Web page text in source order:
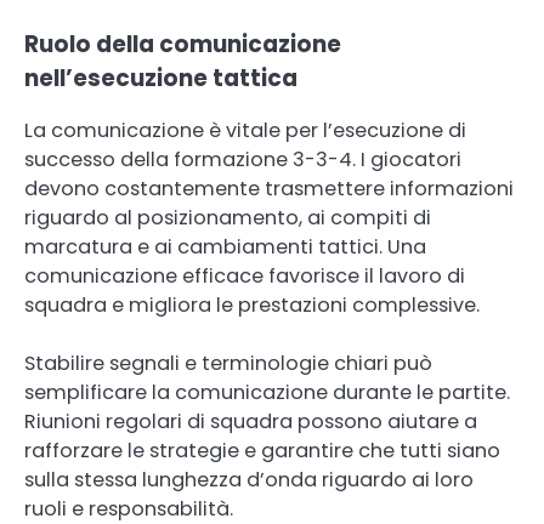
Ruolo della comunicazione
nell’esecuzione tattica
La comunicazione è vitale per l’esecuzione di
successo della formazione 3-3-4. I giocatori
devono costantemente trasmettere informazioni
riguardo al posizionamento, ai compiti di
marcatura e ai cambiamenti tattici. Una
comunicazione efficace favorisce il lavoro di
squadra e migliora le prestazioni complessive.
Stabilire segnali e terminologie chiari può
semplificare la comunicazione durante le partite.
Riunioni regolari di squadra possono aiutare a
rafforzare le strategie e garantire che tutti siano
sulla stessa lunghezza d’onda riguardo ai loro
ruoli e responsabilità.